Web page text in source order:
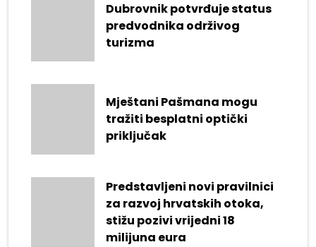
Dubrovnik potvrđuje status
predvodnika održivog
turizma
Mještani Pašmana mogu
tražiti besplatni optički
priključak
Predstavljeni novi pravilnici
za razvoj hrvatskih otoka,
stižu pozivi vrijedni 18
milijuna eura